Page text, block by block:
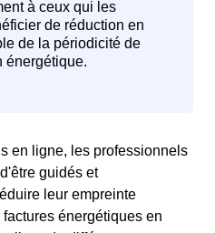
en ligne, les professionnels
guidés et
leur empreinte
énergétiques en